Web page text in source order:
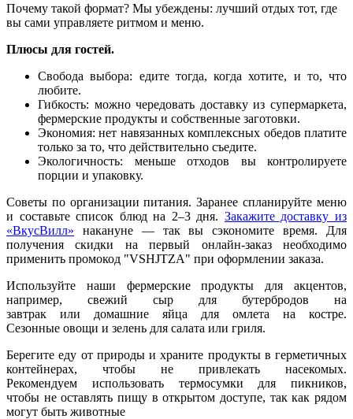
Почему такой формат? Мы убеждены: лучший отдых тот, где
вы сами управляете ритмом и меню.
Плюсы для гостей.
Свобода выбора: едите тогда, когда хотите, и то, что
любите.
Гибкость: можно чередовать доставку из супермаркета,
фермерские продукты и собственные заготовки.
Экономия: нет навязанных комплексных обедов платите
только за то, что действительно съедите.
Экологичность: меньше отходов вы контролируете
порции и упаковку.
Советы по организации питания. Заранее спланируйте меню
и составьте список блюд на 2–3 дня. Закажите доставку из
«ВкусВилл» накануне — так вы сэкономите время. Для
получения скидки напервый онлайн-заказ необходимо
применить промокод "VSHJTZA" при оформлении заказа.
Используйте наши фермерские продукты для акцентов,
например, свежий сыр для бутербродов на
завтрак или домашние яйца для омлета на костре.
Сезонные овощи и зелень для салата или гриля.
Берегите еду от природы и храните продукты в герметичных
контейнерах, чтобы не привлекать насекомых.
Рекомендуем использовать термосумки для пикников,
чтобы не оставлять пищу в открытом доступе, так как рядом
могут быть животные